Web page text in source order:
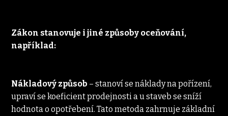
Zákon stanovuje i jiné způsoby oceňování,
například:
Nákladový způsob – stanoví se náklady na pořízení,
upraví se koeficient prodejnosti a u staveb se sníží
hodnota o opotřebení. Tato metoda zahrnuje základní